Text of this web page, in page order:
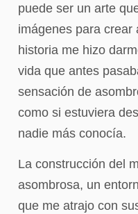
puede ser un arte
imágenes para crear
historia me hizo
vida que antes
sensación de
como si estuviera
nadie más conocía.
La construcción del
asombrosa, un
que me atrajo con